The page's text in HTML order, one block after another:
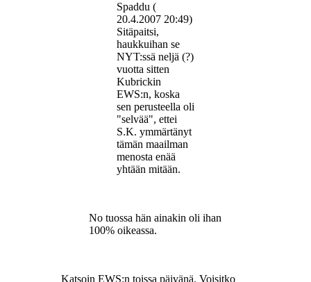
Spaddu (
20.4.2007 20:49)
Sitäpaitsi,
haukkuihan se
NYT:ssä neljä (?)
vuotta sitten
Kubrickin
EWS:n, koska
sen perusteella oli
"selvää", ettei
S.K. ymmärtänyt
tämän maailman
menosta enää
yhtään mitään.
No tuossa hän ainakin oli ihan
100% oikeassa.
Katsoin EWS:n toissa päivänä. Voisitko